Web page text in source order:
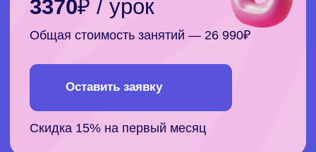
Понимаем, что у
каждого своя
динамика прогресса и
обучения
Нужно немного меньше времени для урока?
Делаем занятия по 45 минут
и персональный курс, который состоит из 5